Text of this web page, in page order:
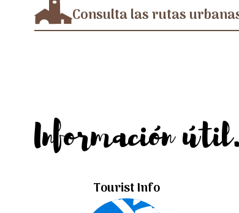
Consulta las rutas
Información
Tourist Info